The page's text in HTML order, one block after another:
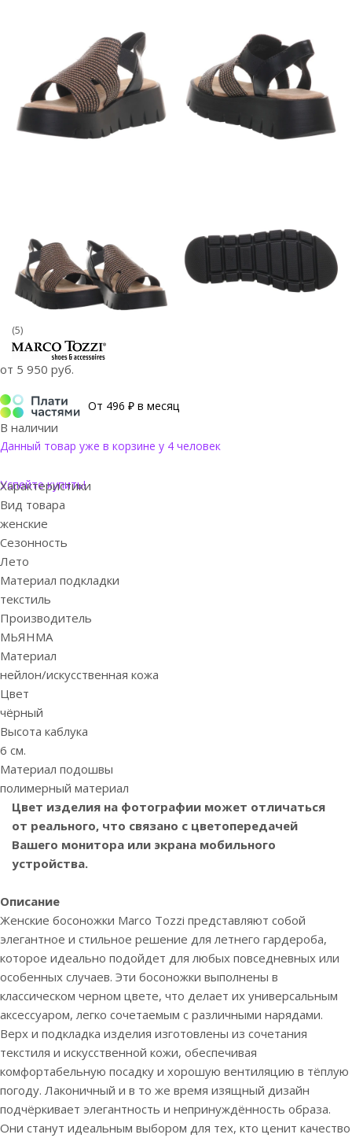
(5)
от 5 950 руб.
От 496 ₽ в месяц
В наличии
Данный товар уже в корзине у 4 человек
Успейте купить!
Характеристики
Вид товара
женские
Сезонность
Лето
Материал подкладки
текстиль
Производитель
МЬЯНМА
Материал
нейлон/искусственная кожа
Цвет
чёрный
Высота каблука
6 см.
Материал подошвы
полимерный материал
Цвет изделия на фотографии может отличаться
от реального, что связано с цветопередачей
Вашего монитора или экрана мобильного
устройства.
Описание
Женские босоножки Marco Tozzi представляют собой
элегантное и стильное решение для летнего гардероба,
которое идеально подойдет для любых повседневных или
особенных случаев. Эти босоножки выполнены в
классическом черном цвете, что делает их универсальным
аксессуаром, легко сочетаемым с различными нарядами.
Верх и подкладка изделия изготовлены из сочетания
текстиля и искусственной кожи, обеспечивая
комфортабельную посадку и хорошую вентиляцию в тёплую
погоду. Лаконичный и в то же время изящный дизайн
подчёркивает элегантность и непринуждённость образа.
Они станут идеальным выбором для тех, кто ценит качество